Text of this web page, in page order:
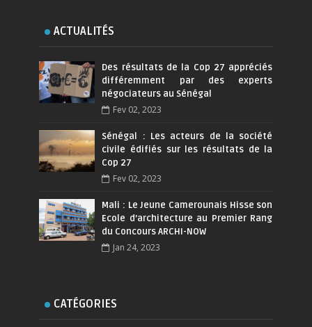
ACTUALITÉS
Des résultats de la Cop 27 appréciés
différemment par des experts
négociateurs au Sénégal
Fev 02, 2023
Sénégal : Les acteurs de la société
civile édifiés sur les résultats de la
Cop 27
Fev 02, 2023
Mali : Le Jeune Camerounais Hisse son
Ecole d’architecture au Premier Rang
du Concours ARCHI-NOW
Jan 24, 2023
CATÉGORIES